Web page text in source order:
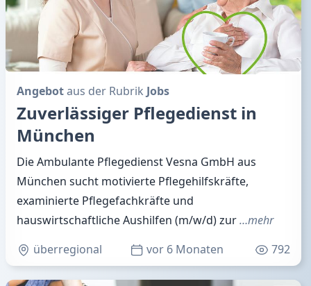
Angebotaus der Rubrik Jobs
Zuverlässiger Pflegedienst in
München
Die Ambulante Pflegedienst Vesna GmbH aus
München sucht motivierte Pflegehilfskräfte,
examinierte Pflegefachkräfte und
hauswirtschaftliche Aushilfen (m/w/d) zur…mehr
überregional
vor 6 Monaten 792